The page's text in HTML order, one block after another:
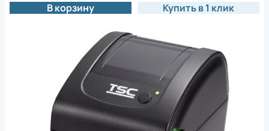
В корзину Купить в 1 клик